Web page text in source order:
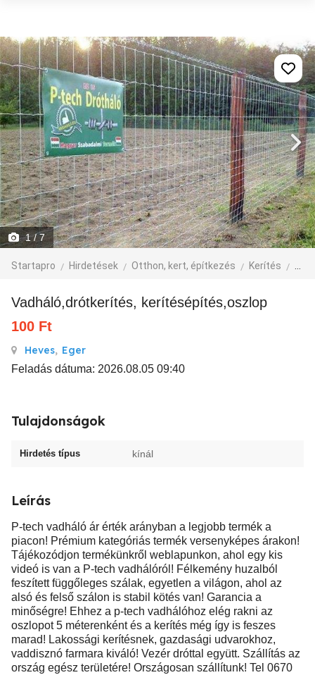
1/ 7
Startapro Hirdetések Otthon, kert, építkezés Kerítés
vadháló,drótkerítés, kerítésépítés,oszlop
100 Ft
Heves, Eger
Feladás dátuma: 2026.08.05 09:40
Tulajdonságok
Hirdetés típus kínál
Leírás
P-tech vadháló ár érték arányban a legjobb termék a
piacon! Prémium kategóriás termék versenyképes árakon!
Tájékozódjon termékünkről weblapunkon, ahol egy kis
videó is van a P-tech vadhálóról! Félkemény huzalból
feszített függőleges szálak, egyetlen a világon, ahol az
alsó és felső szálon is stabil kötés van! Garancia a
minőségre! Ehhez a p-tech vadhálóhoz elég rakni az
oszlopot 5 méterenként és a kerítés még így is feszes
marad! Lakossági kerítésnek, gazdasági udvarokhoz,
vaddisznó farmara kiváló! Vezér dróttal együtt. Szállítás az
ország egész területére! Országosan szállítunk! Tel 0670